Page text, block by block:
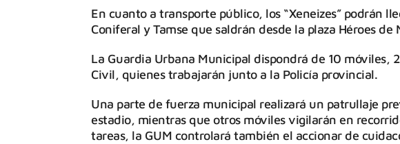
En cuanto a transporte público, los “Xeneizes” podrán
Coniferal y Tamse que saldrán desde la plaza Héroes
La Guardia Urbana Municipal dispondrá de 10 móviles,
Civil, quienes trabajarán junto a la Policía provincial.
Una parte de fuerza municipal realizará un patrullaje
estadio, mientras que otros móviles vigilarán en
tareas, la GUM controlará también el accionar de